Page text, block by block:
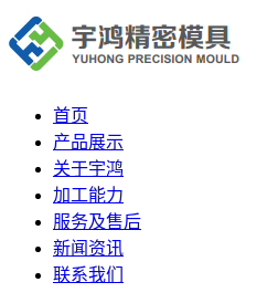
首页
产品展示
关于宇鸿
加工能力
服务及售后
新闻资讯
联系我们